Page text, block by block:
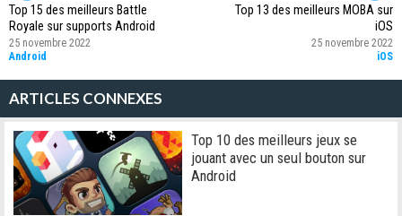
Top 15 des meilleurs Battle
Royale sur supports Android
25 novembre 2022
Android
Top 13 des meilleurs MOBA sur
iOS
25 novembre 2022
iOS
ARTICLES CONNEXES
Top 10 des meilleurs jeux se
jouant avec un seul bouton sur
Android